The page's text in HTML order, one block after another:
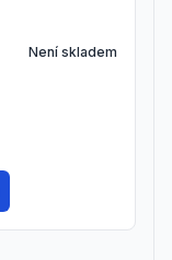
Není skladem